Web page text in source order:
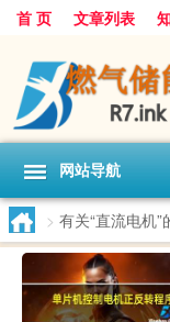
首 页 文章列表
网站导航
> 有关“直流电机”